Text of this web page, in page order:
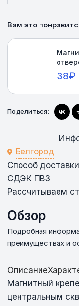
Вам это
38₽
Поделиться:
Белгород
Способ доставки
СДЭК ПВЗ
Рассчитываем
Обзор
Подробная
преимуществах и
Описание
Магнитный
центральным